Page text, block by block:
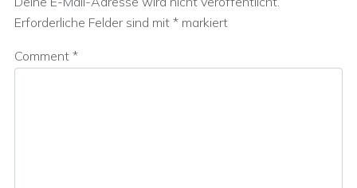
Erforderliche Felder sind mit * markiert
Comment *